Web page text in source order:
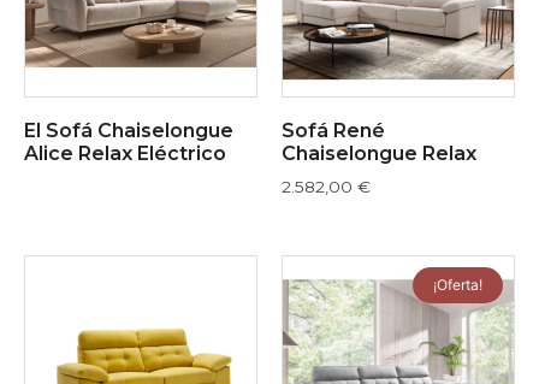
El Sofá Chaiselongue
Alice Relax Eléctrico
Sofá René
Chaiselongue Relax
2.582,00 €
¡Oferta!